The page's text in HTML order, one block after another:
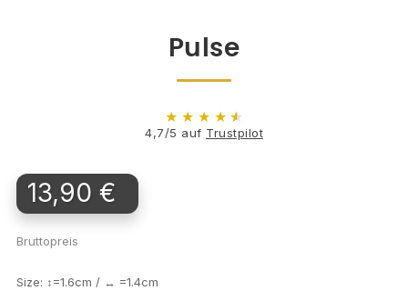
Pulse
★ ★ ★ ★ ★
4,7/5 auf Trustpilot
13,90 €
Bruttopreis
Size: ↕=1.6cm / ↔ =1.4cm